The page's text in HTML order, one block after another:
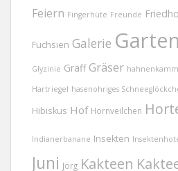
Feiern Fingerhüte Freunde
Fuchsien Galerie Garten
Glyzinie Gräff Gräser hahnenkamm
Hartriegel hasenohriges
Hibiskus Hof Hornveilchen
Indianerbanane Insekten
Juni Jörg Kakteen